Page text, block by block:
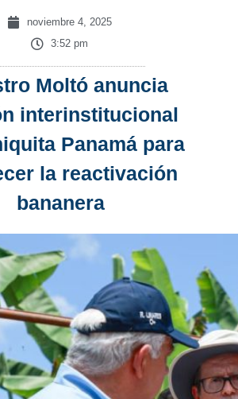
noviembre 4, 2025
3:52 pm
Moltó anuncia
interinstitucional
Panamá para
la reactivación
bananera